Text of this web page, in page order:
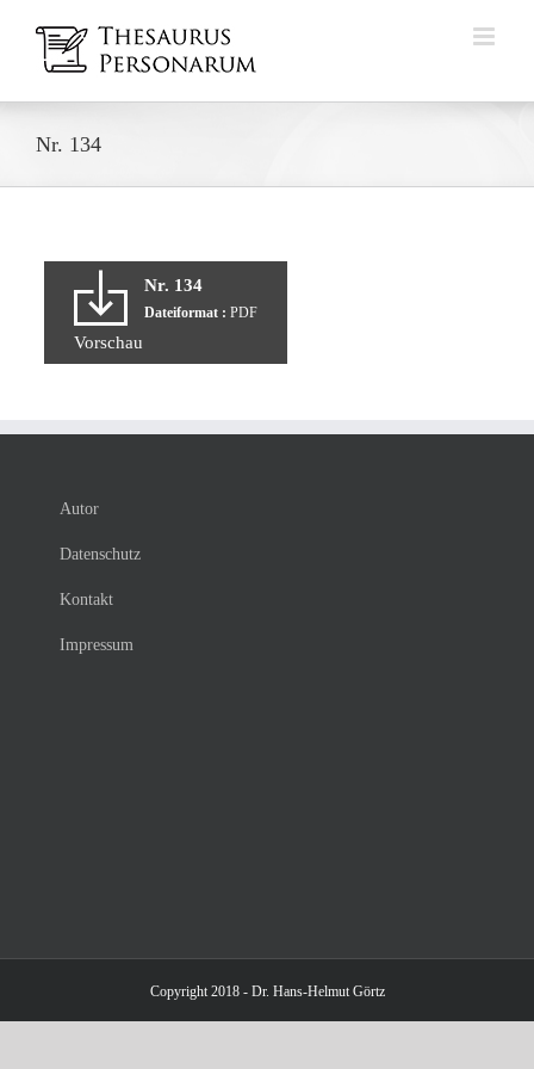
Inhalt
springen
Nr. 134
Nr. 134
Dateiformat : PDF
Vorschau
Autor
Datenschutz
Kontakt
Impressum
Copyright 2018 - Dr. Hans-Helmut Görtz